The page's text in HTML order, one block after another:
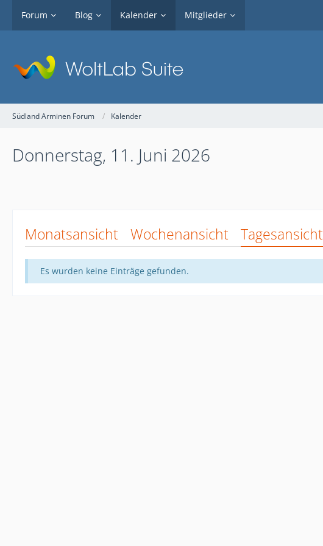
Forum Blog Kalender Mitglieder
Südland Arminen Forum Kalender
Donnerstag, 11. Juni 2026
Monatsansicht Wochenansicht Tagesansicht
Es wurden keine Einträge gefunden.